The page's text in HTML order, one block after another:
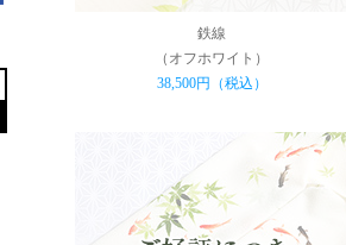
鉄線
（オフホワイト）
38,500円（税込）